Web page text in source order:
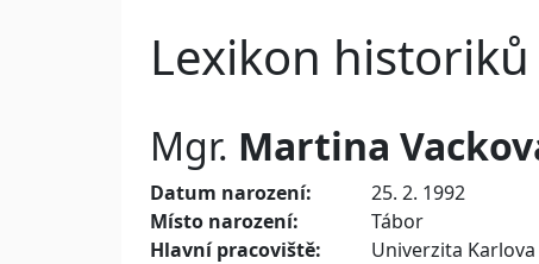
Lexikon
Mgr. Martina
Datum narození:
25. 2. 1992
Místo narození:
Tábor
Hlavní pracoviště:
Univerzita Karlova